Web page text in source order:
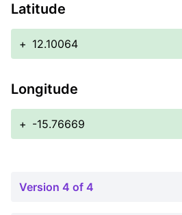
Latitude
+ 12.10064
Longitude
+ -15.76669
Version 4 of 4